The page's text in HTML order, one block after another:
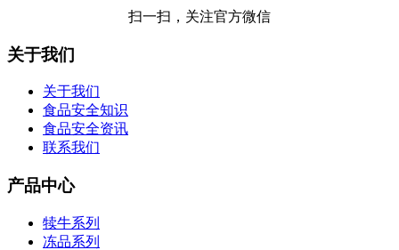
扫一扫，关注官方微信
关于我们
关于我们
食品安全知识
食品安全资讯
联系我们
产品中心
犊牛系列
冻品系列